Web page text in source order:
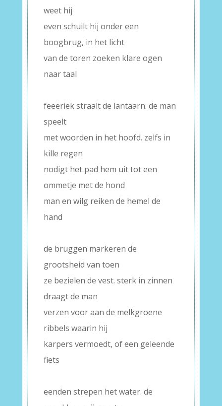
weet hij
even schuilt hij onder een
boogbrug, in het licht
van de toren zoeken klare ogen
naar taal
feeëriek straalt de lantaarn. de man
speelt
met woorden in het hoofd. zelfs in
kille regen
nodigt het pad hem uit tot een
ommetje met de hond
man en wilg reiken de hemel de
hand
de bruggen markeren de
grootsheid van toen
ze bezielen de vest. sterk in zinnen
draagt de man
verzen voor aan de melkgroene
ribbels waarin hij
karpers vermoedt, of een geleende
fiets
eenden strepen het water. de